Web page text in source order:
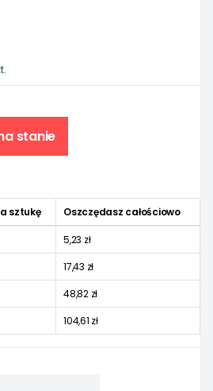
stanie
sztukę Oszczędasz całościowo
5,23 zł
17,43 zł
48,82 zł
104,61 zł